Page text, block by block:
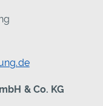
& Co. KG